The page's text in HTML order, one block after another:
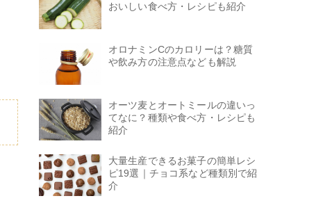
おいしい食べ方・レシピも紹介
オロナミンCのカロリーは？糖質
や飲み方の注意点なども解説
オーツ麦とオートミールの違いっ
てなに？種類や食べ方・レシピも
紹介
大量生産できるお菓子の簡単レシ
ピ19選｜チョコ系など種類別で紹
介